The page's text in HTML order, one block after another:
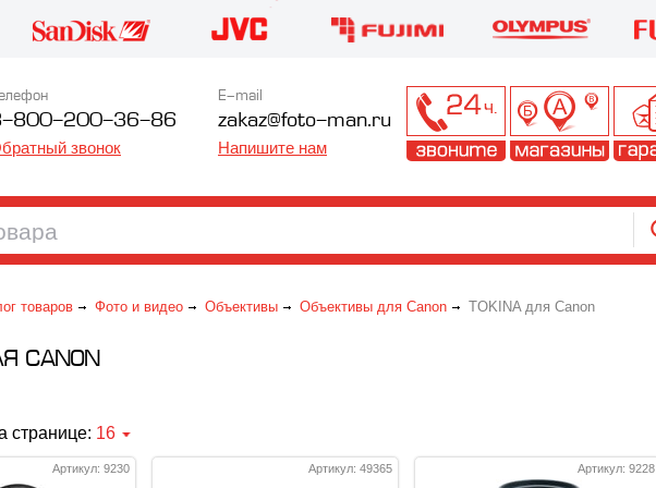
800-200-36-86
звонок
E-mail
zakaz@foto-man.ru
Напишите нам
товаров Фото и видео Объективы Объективы для Canon TOKINA для Canon
CANON
странице: 16
Артикул: 9230 Артикул: 49365 Артикул: 9228